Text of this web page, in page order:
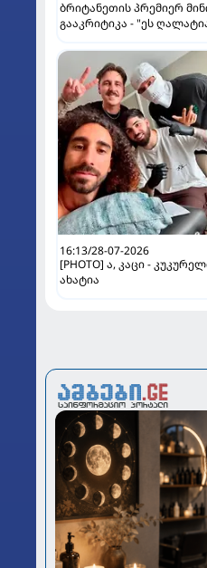
ბრიტანეთის პრემიერ
გააკრიტიკა - "ეს
16:13/28-07-2026
[PHOTO] ა, კაცი -
ახატია